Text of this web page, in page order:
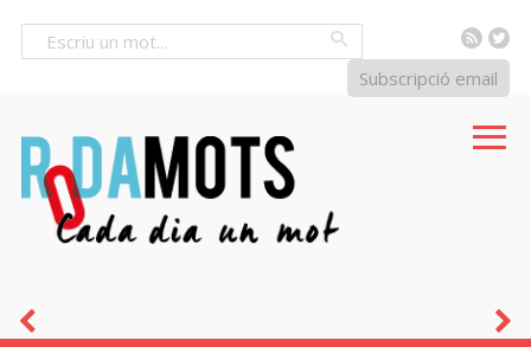
RSS
Subscripció email
sebollir